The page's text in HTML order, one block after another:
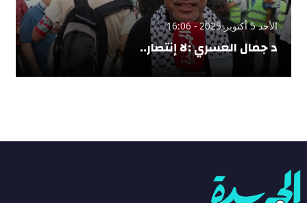
الأحد 5 أكتوبر 2025 - 16:06
د جمال العسري :لا إنتصار..